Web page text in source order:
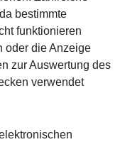
bestimmte
funktionieren
oder die Anzeige
zur Auswertung des
verwendet